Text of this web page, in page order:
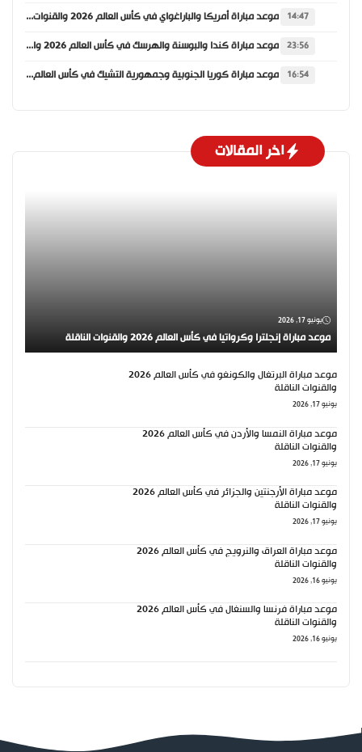
14:47 موعد مباراة أمريكا والباراغواي في كأس العالم 2026 والقنوات الناقلة
23:56 موعد مباراة كندا والبوسنة والهرسك في كأس العالم 2026 والقنوات الناقلة
16:54 موعد مباراة كوريا الجنوبية وجمهورية التشيك في كأس العالم 2026 والقنوات الناقلة
اخر المقالات
يونيو 17, 2026
موعد مباراة إنجلترا وكرواتيا في كأس العالم 2026 والقنوات الناقلة
موعد مباراة البرتغال والكونغو في كأس العالم 2026
والقنوات الناقلة
يونيو 17, 2026
موعد مباراة النمسا والأردن في كأس العالم 2026
والقنوات الناقلة
يونيو 17, 2026
موعد مباراة الأرجنتين والجزائر في كأس العالم 2026
والقنوات الناقلة
يونيو 17, 2026
موعد مباراة العراق والنرويج في كأس العالم 2026
والقنوات الناقلة
يونيو 16, 2026
موعد مباراة فرنسا والسنغال في كأس العالم 2026
والقنوات الناقلة
يونيو 16, 2026